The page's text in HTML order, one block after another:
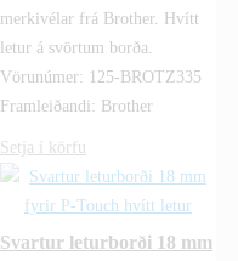
merkivélar frá Brother. Hvítt
letur á svörtum borða.
Vörunúmer: 125-BROTZ335
Framleiðandi: Brother
Setja í körfu
Svartur leturborði 18 mm